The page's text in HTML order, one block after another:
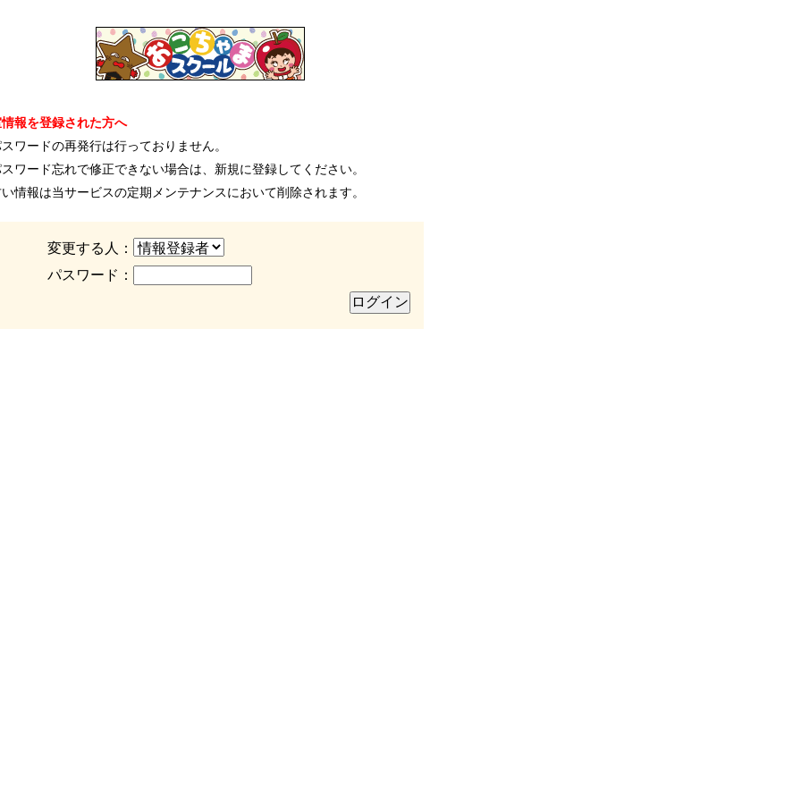
報を登録された方へ
スワードの再発行は行っておりません。
スワード忘れで修正できない場合は、新規に登録してください。
い情報は当サービスの定期メンテナンスにおいて削除されます。
変更する人：
パスワード：